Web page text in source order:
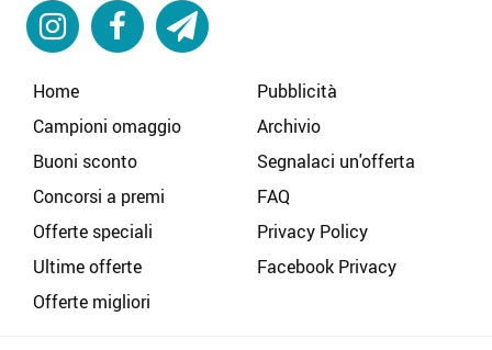
Home
Campioni omaggio
Buoni sconto
Concorsi a premi
Offerte speciali
Ultime offerte
Offerte migliori
Pubblicità
Archivio
Segnalaci un'offerta
FAQ
Privacy Policy
Facebook Privacy